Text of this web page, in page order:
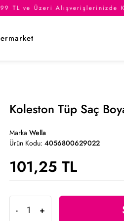
TL ve Üzeri Alışverişlerinizde
Koleston Tüp Saç
Marka Wella
Ürün Kodu: 4056800629022
101,25 TL
- +